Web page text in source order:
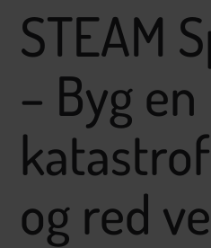
STEAM
– Byg en
og red